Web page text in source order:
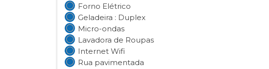
Forno Elétrico
Geladeira : Duplex
Micro-ondas
Lavadora de Roupas
Internet Wifi
Rua pavimentada